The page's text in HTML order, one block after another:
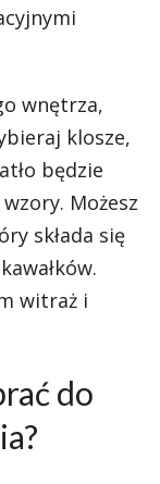
wnętrza,
klosze,
będzie
Możesz
składa się
witraż i
do